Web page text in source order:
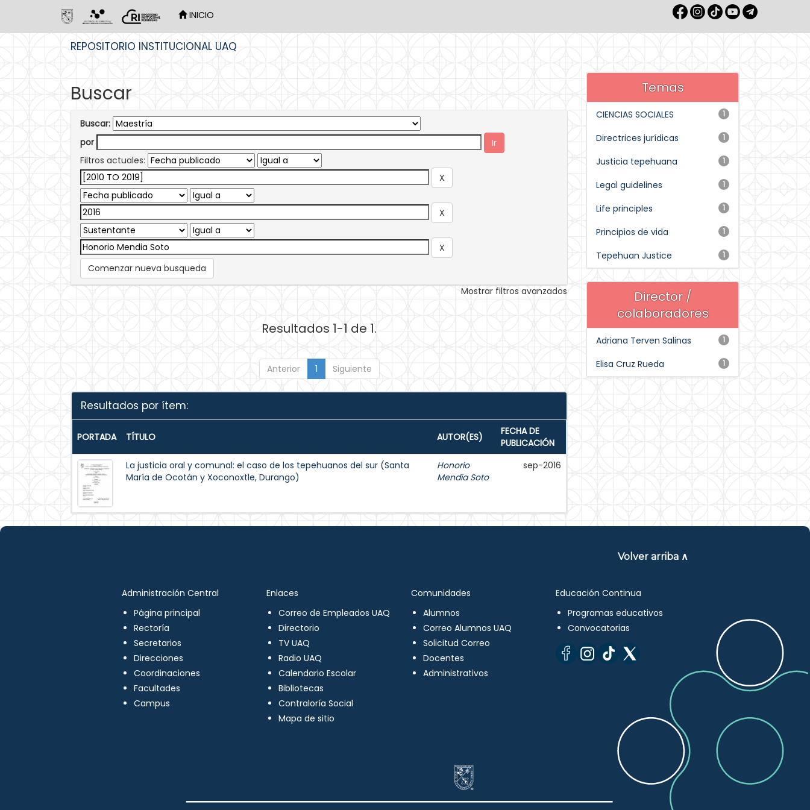
INICIO
REPOSITORIO INSTITUCIONAL UAQ
Buscar
Buscar:
por
Filtros actuales:
Comenzar nueva busqueda
Mostrar filtros avanzados
Resultados 1-1 de 1.
Anterior 1 Siguiente
Resultados por ítem:
PORTADA TÍTULO AUTOR(ES)
FECHA DE
PUBLICACIÓN
La justicia oral y comunal: el caso de los tepehuanos del sur (Santa
María de Ocotán y Xoconoxtle, Durango)
Honorio
Mendia Soto
sep-2016
Temas
1
CIENCIAS SOCIALES
1
Directrices jurídicas
1
Justicia tepehuana
1
Legal guidelines
1
Life principles
1
Principios de vida
1
Tepehuan Justice
Director /
colaboradores
1
Adriana Terven Salinas
1
Elisa Cruz Rueda
Volver arriba ∧
Administración Central
Página principal
Rectoría
Secretarios
Direcciones
Coordinaciones
Facultades
Campus
Enlaces
Correo de Empleados UAQ
Directorio
TV UAQ
Radio UAQ
Calendario Escolar
Bibliotecas
Contraloría Social
Mapa de sitio
Comunidades
Alumnos
Correo Alumnos UAQ
Solicitud Correo
Docentes
Administrativos
Educación Continua
Programas educativos
Convocatorias